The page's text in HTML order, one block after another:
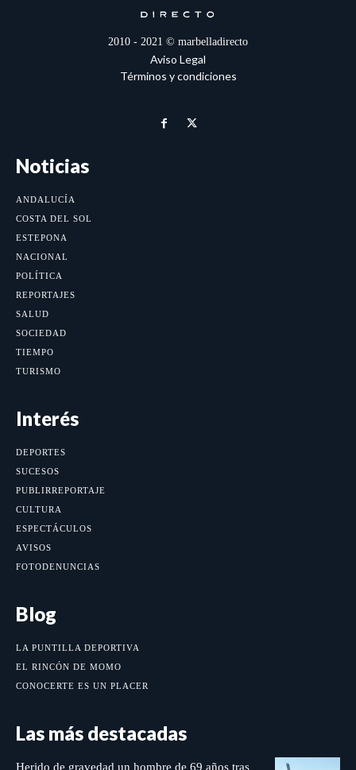
2010 - 2021 © marbelladirecto
Aviso Legal
Términos y condiciones
Noticias
ANDALUCÍA
COSTA DEL SOL
ESTEPONA
NACIONAL
POLÍTICA
REPORTAJES
SALUD
SOCIEDAD
TIEMPO
TURISMO
Interés
DEPORTES
SUCESOS
PUBLIRREPORTAJE
CULTURA
ESPECTÁCULOS
AVISOS
FOTODENUNCIAS
Blog
LA PUNTILLA DEPORTIVA
EL RINCÓN DE MOMO
CONOCERTE ES UN PLACER
Las más destacadas
Herido de gravedad un hombre de 69 años tras